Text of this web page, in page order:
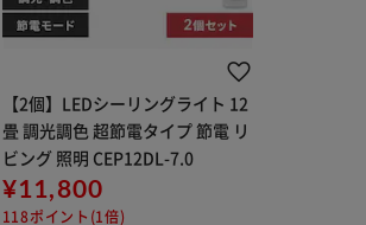
【2個】LEDシーリングライト 12
畳 調光調色 超節電タイプ 節電 リ
ビング 照明 CEP12DL-7.0
¥11,800
118ポイント(1倍)